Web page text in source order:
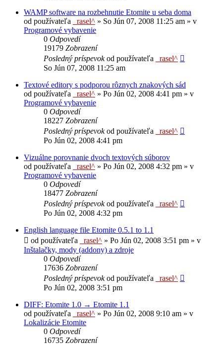
WAMP software na rozbehnutie Etomite u seba doma
od používateľa
_rasel^ » So Jún 07, 2008 11:25 am » v
Programové vybavenie
0 Odpovedí
19179 Zobrazení
Posledný príspevokod používateľa
_rasel^
So Jún 07, 2008 11:25 am
Textové editory s podporou rôznych znakových sád
od používateľa
_rasel^ » Po Jún 02, 2008 4:41 pm » v
Programové vybavenie
0 Odpovedí
18227 Zobrazení
Posledný príspevokod používateľa
_rasel^
Po Jún 02, 2008 4:41 pm
Vizuálne porovnanie dvoch textových súborov
od používateľa
_rasel^ » Po Jún 02, 2008 4:32 pm » v
Programové vybavenie
0 Odpovedí
18477 Zobrazení
Posledný príspevokod používateľa
_rasel^
Po Jún 02, 2008 4:32 pm
English language file Etomite 0.5.1 to 1.1
od používateľa
_rasel^ » Po Jún 02, 2008 3:51 pm » v
Inštalačky, mody (addony) a zdroje
0 Odpovedí
17636 Zobrazení
Posledný príspevokod používateľa
_rasel^
Po Jún 02, 2008 3:51 pm
DIFF: Etomite 1.0 → Etomite 1.1
od používateľa
_rasel^ » Po Jún 02, 2008 9:10 am » v
Lokalizácie Etomite
0 Odpovedí
16735 Zobrazení